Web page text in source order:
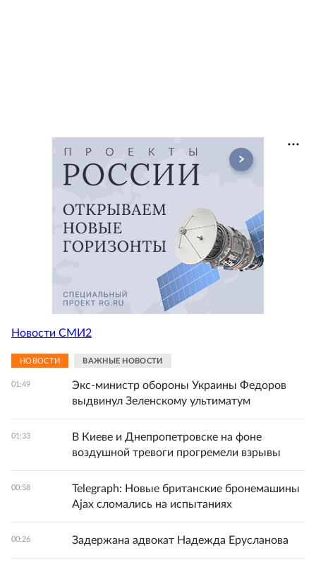
Новости СМИ2
НОВОСТИ ВАЖНЫЕ НОВОСТИ
01:49
Экс-министр обороны Украины Федоров
выдвинул Зеленскому ультиматум
01:33
В Киеве и Днепропетровске на фоне
воздушной тревоги прогремели взрывы
00:58
Telegraph: Новые британские бронемашины
Ajax сломались на испытаниях
00:26 Задержана адвокат Надежда Ерусланова